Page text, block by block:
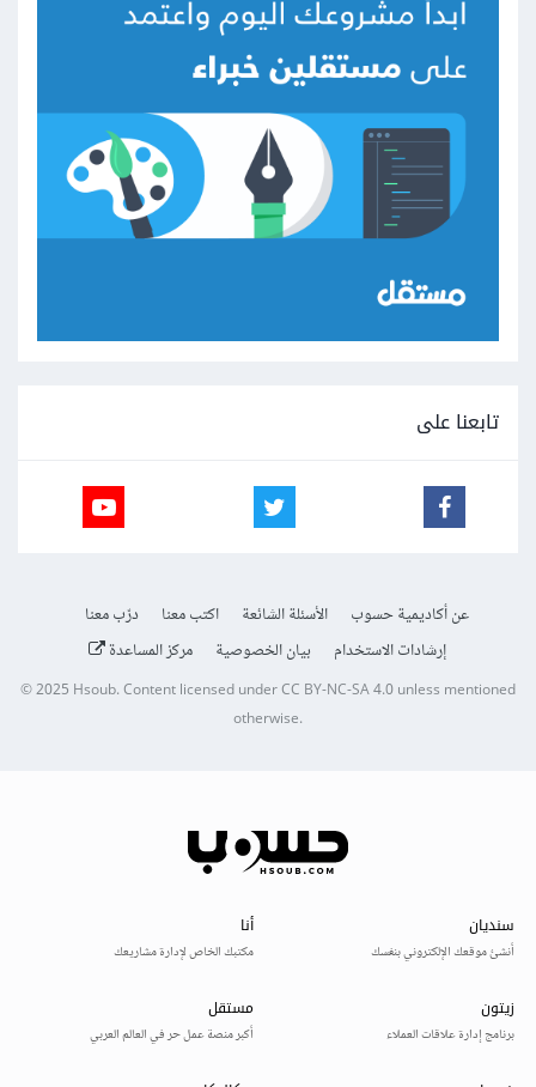
تابعنا على
عن أكاديمية حسوب الأسئلة الشائعة اكتب معنا
درّب معنا
إرشادات الاستخدام
بيان الخصوصية مركز المساعدة
© 2025Hsoub.Content licensed underCC BY-NC-SA 4.0unless mentioned
otherwise.